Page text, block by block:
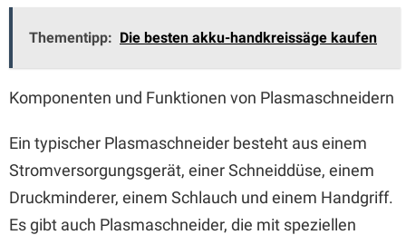
Thementipp: Die besten akku-handkreissäge kaufen
Komponenten und Funktionen von Plasmaschneidern
Ein typischer Plasmaschneider besteht aus einem
Stromversorgungsgerät, einer Schneiddüse, einem
Druckminderer, einem Schlauch und einem Handgriff.
Es gibt auch Plasmaschneider, die mit speziellen